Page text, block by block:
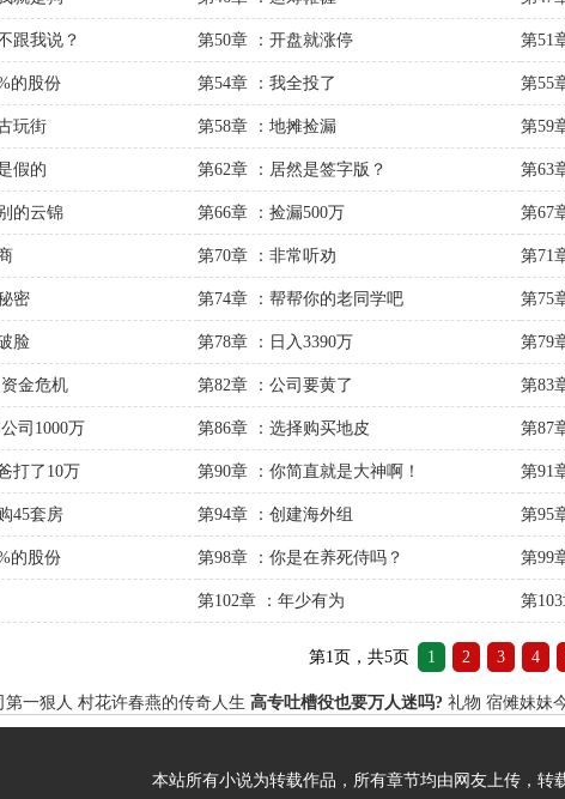
跟我说？ 第50章 ：开盘就涨停 第51
的股份 第54章 ：我全投了 第55
玩街 第58章 ：地摊捡漏 第59
假的 第62章 ：居然是签字版？ 第63
的云锦 第66章 ：捡漏500万 第67
第70章 ：非常听劝 第71
密 第74章 ：帮帮你的老同学吧 第75
脸 第78章 ：日入3390万 第79
金危机 第82章 ：公司要黄了 第83
司1000万 第86章 ：选择购买地皮 第87
打了10万 第90章 ：你简直就是大神啊！ 第91
45套房 第94章 ：创建海外组 第95
的股份 第98章 ：你是在养死侍吗？ 第99
第102章 ：年少有为 第
第1页，共5页 1 2 3 4
第一狠人 村花许春燕的传奇人生 高专吐槽役也要万人迷吗? 礼物 宿傩妹妹
本站所有小说为转载作品，所有章节均由网友上传，转